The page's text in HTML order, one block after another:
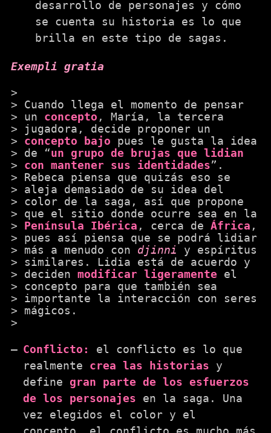
desarrollo de personajes y cómo
se cuenta su historia es lo que
brilla en este tipo de sagas.
Exempli gratia
Cuando llega el momento de pensar
un concepto , María, la tercera
jugadora, decide proponer un
concepto bajo pues le gusta la idea
de “un grupo de brujas que lidian
con mantener sus identidades”.
Rebeca piensa que quizás eso se
aleja demasiado de su idea del
color de la saga, así que propone
que el sitio donde ocurre sea en la
Península Ibérica , cerca de África ,
pues así piensa que se podrá lidiar
más a menudo con djinni y espíritus
similares. Lidia está de acuerdo y
deciden modificar ligeramente el
concepto para que también sea
importante la interacción con seres
mágicos.
Conflicto:
el conflicto es lo que
realmente crea las historias y
define gran parte de los esfuerzos
de los personajes en la saga. Una
vez elegidos el color y el